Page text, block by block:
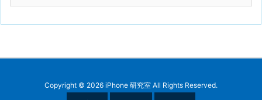
Copyright © 2026 iPhone 研究室 All Rights Reserved.